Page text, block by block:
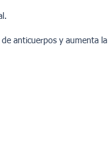
anticuerpos y aumenta